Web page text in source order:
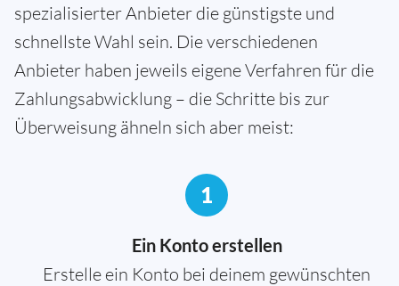
spezialisierter Anbieter die günstigste und
schnellste Wahl sein. Die verschiedenen
Anbieter haben jeweils eigene Verfahren für die
Zahlungsabwicklung – die Schritte bis zur
Überweisung ähneln sich aber meist:
1
Ein Konto erstellen
Erstelle ein Konto bei deinem gewünschten